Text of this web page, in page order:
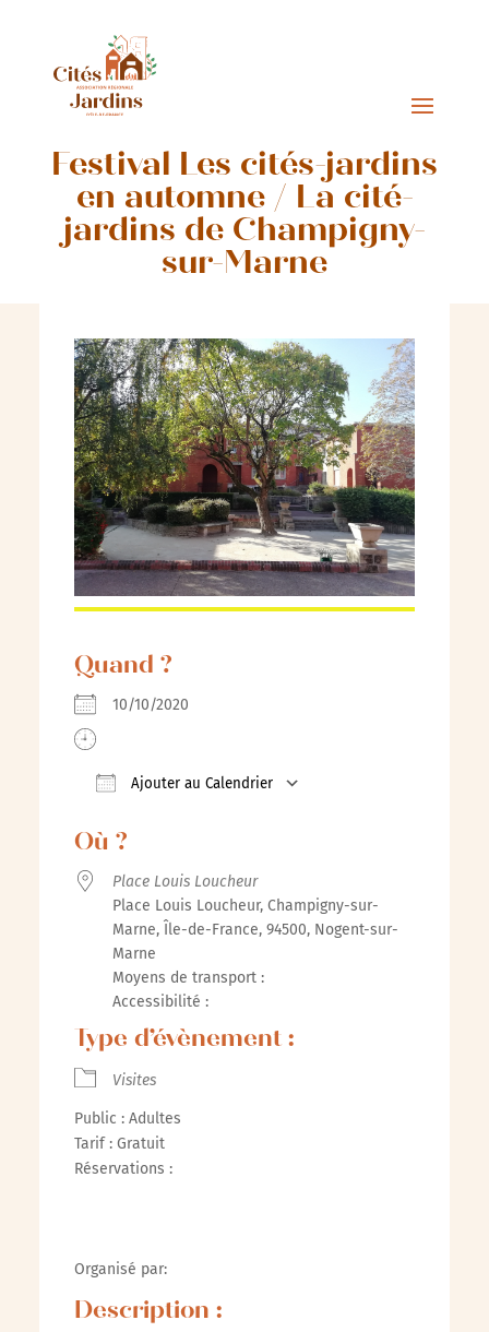
Festival Les cités-jardins
en automne / La cité-
jardins de Champigny-
sur-Marne
Quand ?
10/10/2020
Ajouter au Calendrier
Où ?
Place Louis Loucheur
Place Louis Loucheur, Champigny-sur-
Marne, Île-de-France, 94500, Nogent-sur-
Marne
Moyens de transport :
Accessibilité :
Type d’évènement :
Visites
Public : Adultes
Tarif : Gratuit
Réservations :
Organisé par:
Description :